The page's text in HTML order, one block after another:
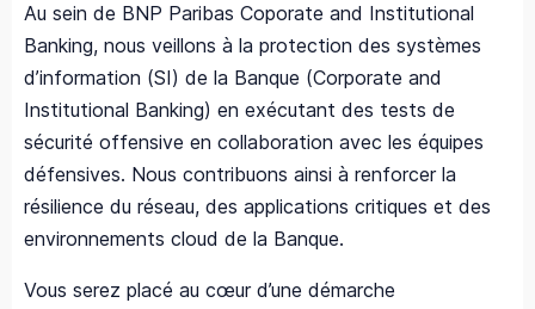
Au sein de BNP Paribas Coporate and Institutional
Banking, nous veillons à la protection des systèmes
d’information (SI) de la Banque (Corporate and
Institutional Banking) en exécutant des tests de
sécurité offensive en collaboration avec les équipes
défensives. Nous contribuons ainsi à renforcer la
résilience du réseau, des applications critiques et des
environnements cloud de la Banque.
Vous serez placé au cœur d’une démarche